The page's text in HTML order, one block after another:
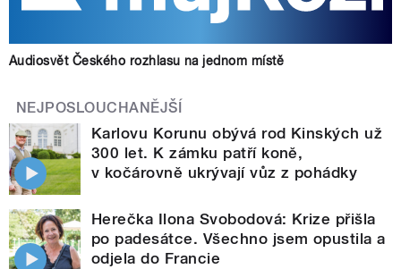
Audiosvět Českého rozhlasu na jednom místě
NEJPOSLOUCHANĚJŠÍ
Karlovu Korunu obývá rod Kinských už
300 let. K zámku patří koně,
v kočárovně ukrývají vůz z pohádky
Herečka Ilona Svobodová: Krize přišla
po padesátce. Všechno jsem opustila a
odjela do Francie